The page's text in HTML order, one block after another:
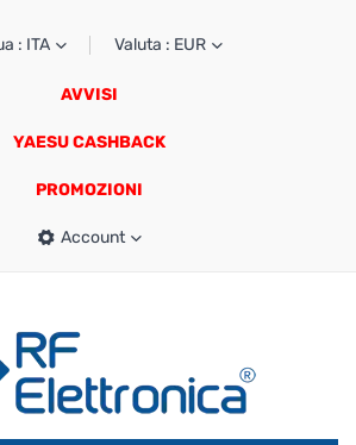
: ITA Valuta : EUR
AVVISI
YAESU CASHBACK
PROMOZIONI
Account